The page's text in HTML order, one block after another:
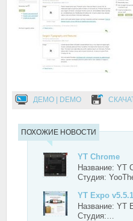
ДЕМО | DEMO
ПОХОЖИЕ НОВОСТИ
YT Chrome
Название: YT
Студия:
YT Expo v5.5.1
Название: YT
Студия:…